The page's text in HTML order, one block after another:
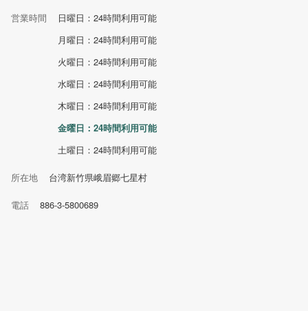
営業時間
日曜日：24時間利用可能
月曜日：24時間利用可能
火曜日：24時間利用可能
水曜日：24時間利用可能
木曜日：24時間利用可能
金曜日：24時間利用可能
土曜日：24時間利用可能
所在地 台湾新竹県峨眉郷七星村
電話 886-3-5800689